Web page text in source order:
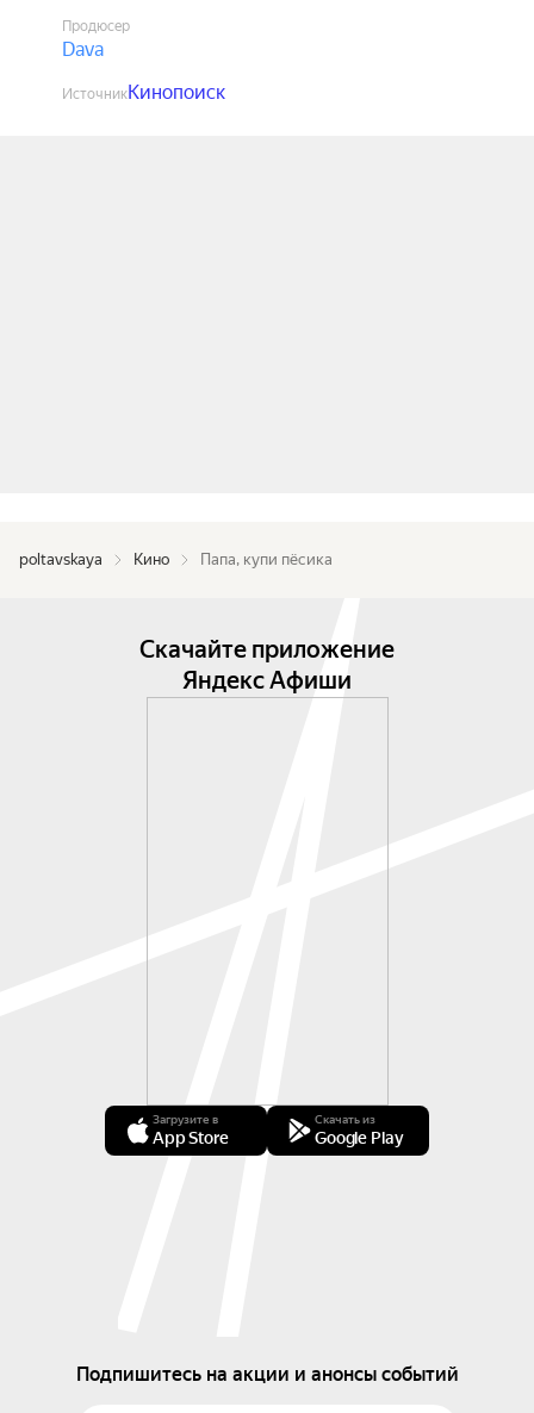
Продюсер
Dava
ИсточникКинопоиск
poltavskaya Кино Папа, купи пёсика
Скачайте приложение
Яндекс Афиши
Загрузите в
App Store
Скачать из
Google Play
Подпишитесь на акции и анонсы событий